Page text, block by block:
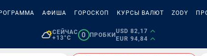
АФИША ГОРОСКОП КУРСЫ ВАЛЮТ ZODY
СЕЙЧАС
+13°C
0 ПРОБКИ
USD 82,17
EUR 94,84